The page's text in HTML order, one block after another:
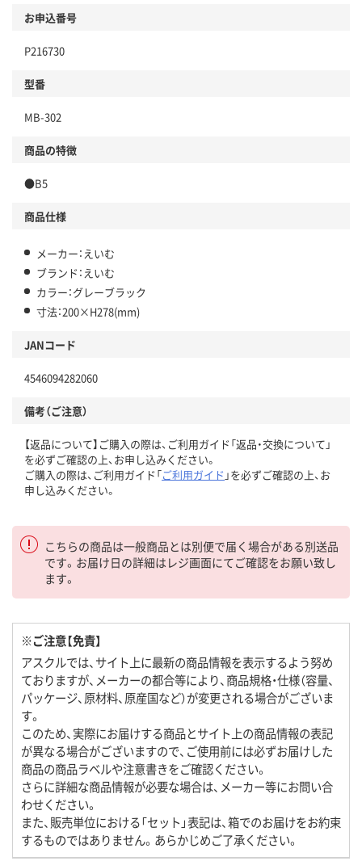
お申込番号
P216730
型番
MB-302
商品の特徴
●B5
商品仕様
メーカー：えいむ
ブランド：えいむ
カラー：グレーブラック
寸法：200×H278(mm)
JANコード
4546094282060
備考（ご注意）
【返品について】ご購入の際は、ご利用ガイド「返品・交換について」
を必ずご確認の上、お申し込みください。
ご購入の際は、ご利用ガイド「ご利用ガイド 」を必ずご確認の上、お
申し込みください。
こちらの商品は一般商品とは別便で届く場合がある別送品
です。お届け日の詳細はレジ画面にてご確認をお願い致し
ます。
※ご注意【免責】
アスクルでは、サイト上に最新の商品情報を表示するよう努め
ておりますが、メーカーの都合等により、商品規格・仕様（容量、
パッケージ、原材料、原産国など）が変更される場合がございま
す。
このため、実際にお届けする商品とサイト上の商品情報の表記
が異なる場合がございますので、ご使用前には必ずお届けした
商品の商品ラベルや注意書きをご確認ください。
さらに詳細な商品情報が必要な場合は、メーカー等にお問い合
わせください。
また、販売単位における「セット」表記は、箱でのお届けをお約束
するものではありません。あらかじめご了承ください。